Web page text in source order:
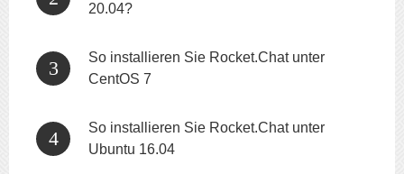
20.04?
So installieren Sie Rocket.Chat unter
CentOS 7
So installieren Sie Rocket.Chat unter
Ubuntu 16.04